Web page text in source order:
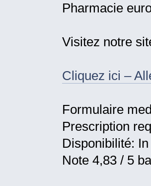
Pharmacie
Visitez notre
Cliquez ici –
Formulaire
Prescription
Disponibilité:
Note 4,83 / 5